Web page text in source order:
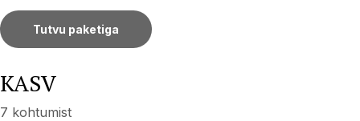
Tutvu paketiga
KASV
7 kohtumist